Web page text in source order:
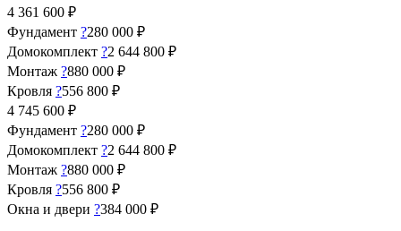
4 361 600 ₽
Фундамент ?280 000 ₽
Домокомплект ?2 644 800 ₽
Монтаж ?880 000 ₽
Кровля ?556 800 ₽
4 745 600 ₽
Фундамент ?280 000 ₽
Домокомплект ?2 644 800 ₽
Монтаж ?880 000 ₽
Кровля ?556 800 ₽
Окна и двери ?384 000 ₽